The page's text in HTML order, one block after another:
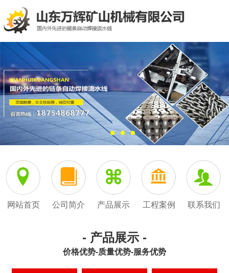
网站首页 公司简介 产品展示 工程案例 联系我们
- 产品展示 -
价格优势-质量优势-服务优势